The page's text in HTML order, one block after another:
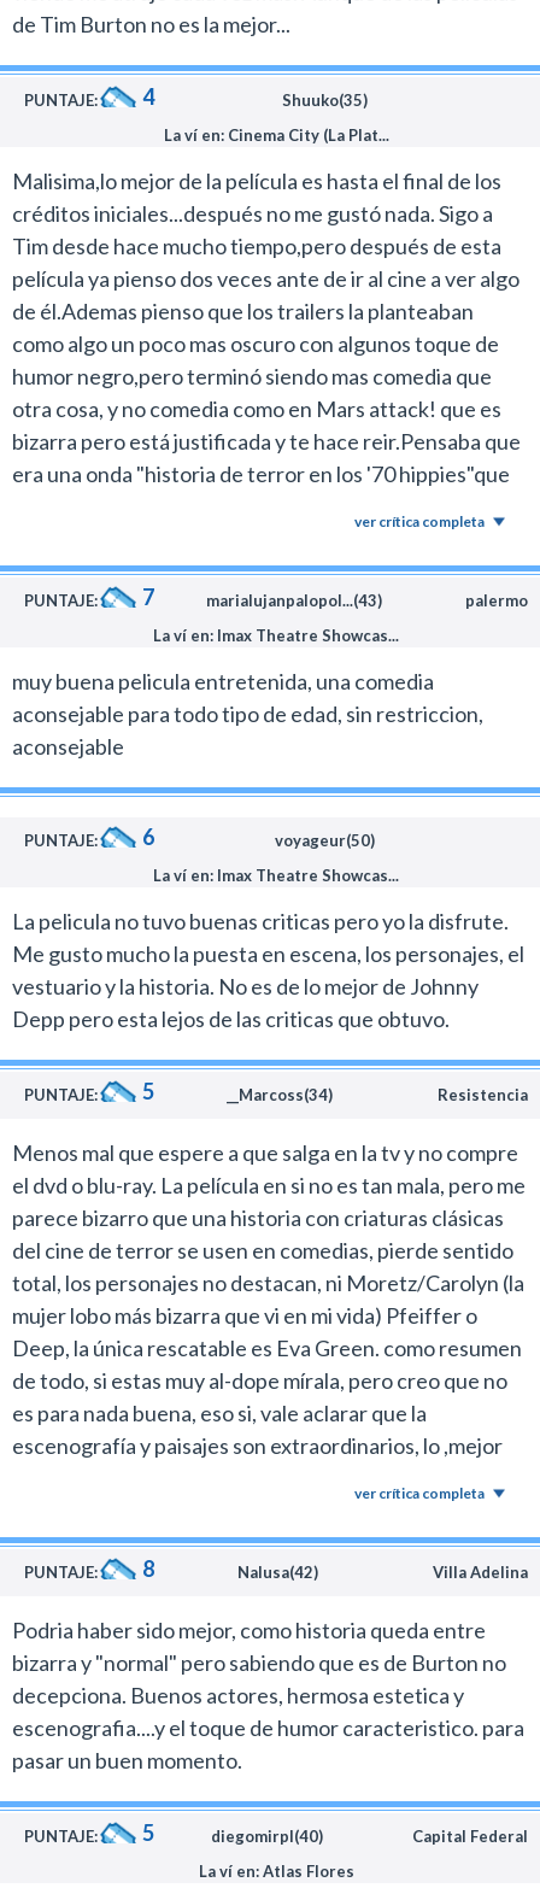
La película de Burton, que es probablemente su peor
de la obra original para convertirlo en un refrito bizarro
y estúpido de los Locos Addams.
Peor enfoque para traer de regreso al vampiro
Barnabas no se les podría haber ocurrido.
El film tiene un buen comienzo donde se presenta la
historia del protagonista. Si Burton hubiera seguido por
ese camino esta podría haber sido otra película, pero
lamentablemente no se dio.
Desde el momento en que el vampiro se despierta en
1972 todo va cuesta abajo.
La trama se encamina por el rumbo de la parodia
fumada con un guión lamentable que parece un collage
de sketches malos de Saturday Night Live, más que un
La cuestión es que en esta producción Burton se metió
con un ícono importante del género de terror que
supuestamente admiraba y lo destruyó con un film
aburrido y olvidable que además desperdicia el trabajo
Johnny Depp.
Otro que necesita unas vacaciones de la pantalla
grande. Desde que la pegó con Jack Sparrow en Piratas
del Caribe hace siempre lo mismo. A este paso va
camino a convertirse en el Roberto Benigni de
Esta manía que tiene de convertir en freaks a todos los
personajes que encarna ya aburrió porque sus
interpretaciones perdieron frescura y se volvieron
predecibles. A esta altura tranquilamente te podés
imaginar lo que va a hacer con el personaje y no le vas a
errar.
convirtió también el cine de Tim Burton, quien
atraviesa una etapa decadente en su carrera.
Ya no hay sorpresas ni creatividad porque el director
está achanchado en su zona de confort donde se limita
a ofrecer más de lo mismo.
Una lástima porque alguna vez hizo películas
interesantes.
de Tim Burton no es la mejor...
PUNTAJE: 4
Shuuko(35)
La ví en: Cinema City (La Plat...
Malisima,lo mejor de la película es hasta el final de los
créditos iniciales...después no me gustó nada. Sigo a
Tim desde hace mucho tiempo,pero después de esta
película ya pienso dos veces ante de ir al cine a ver algo
de él.Ademas pienso que los trailers la planteaban
como algo un poco mas oscuro con algunos toque de
humor negro,pero terminó siendo mas comedia que
otra cosa, y no comedia como en Mars attack! que es
bizarra pero está justificada y te hace reir.Pensaba que
era una onda "historia de terror en los '70 hippies"que
película es un homenaje muy malo a la original
ver crítica completa
PUNTAJE: 7 marialujanpalopol...(43)
palermo
La ví en: Imax Theatre Showcas...
muy buena pelicula entretenida, una comedia
aconsejable para todo tipo de edad, sin restriccion,
aconsejable
PUNTAJE: 6
voyageur(50)
La ví en: Imax Theatre Showcas...
La pelicula no tuvo buenas criticas pero yo la disfrute.
Me gusto mucho la puesta en escena, los personajes, el
vestuario y la historia. No es de lo mejor de Johnny
Depp pero esta lejos de las criticas que obtuvo.
PUNTAJE: 5 __Marcoss(34) Resistencia
Menos mal que espere a que salga en la tv y no compre
el dvd o blu-ray. La película en si no es tan mala, pero me
parece bizarro que una historia con criaturas clásicas
del cine de terror se usen en comedias, pierde sentido
total, los personajes no destacan, ni Moretz/Carolyn (la
mujer lobo más bizarra que vi en mi vida) Pfeiffer o
Deep, la única rescatable es Eva Green. como resumen
de todo, si estas muy al-dope mírala, pero creo que no
es para nada buena, eso si, vale aclarar que la
escenografía y paisajes son extraordinarios, lo ,mejor
ver crítica completa
PUNTAJE: 8 Nalusa(42) Villa Adelina
Podria haber sido mejor, como historia queda entre
bizarra y "normal" pero sabiendo que es de Burton no
decepciona. Buenos actores, hermosa estetica y
escenografia....y el toque de humor caracteristico. para
pasar un buen momento.
PUNTAJE: 5 diegomirpl(40)
Capital Federal
La ví en: Atlas Flores